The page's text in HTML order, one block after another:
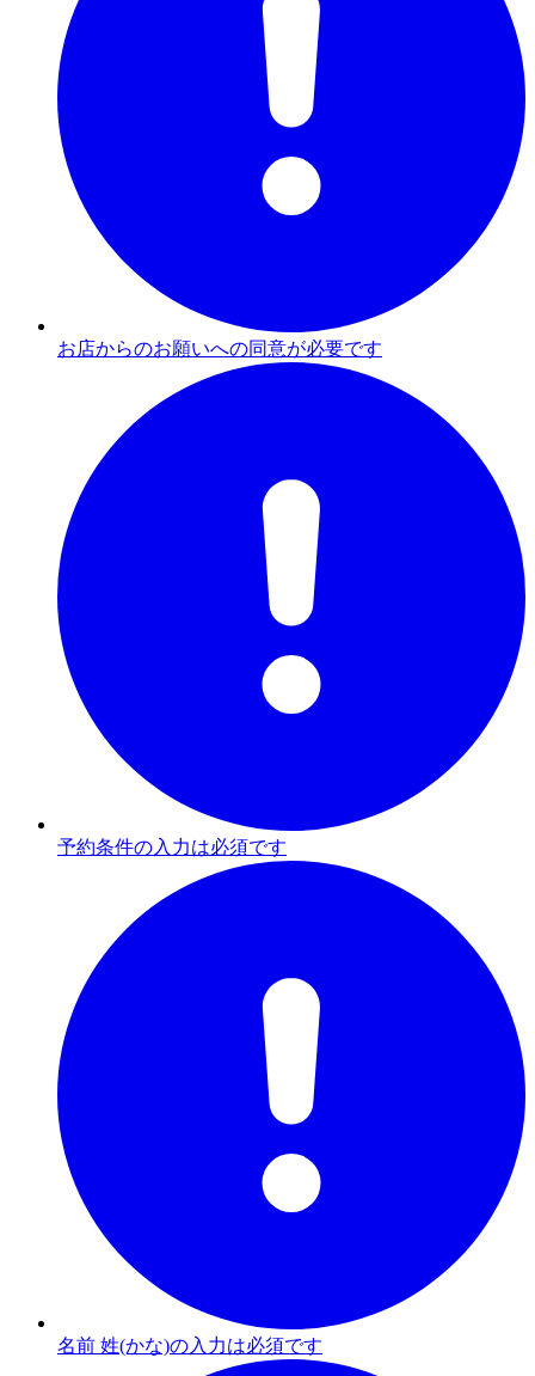
お店からのお願いへの同意が必要です
予約条件の入力は必須です
名前 姓(かな)の入力は必須です